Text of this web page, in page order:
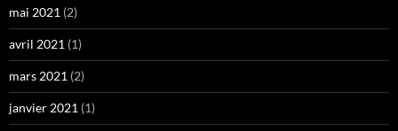
mai 2021 (2)
avril 2021 (1)
mars 2021 (2)
janvier 2021 (1)